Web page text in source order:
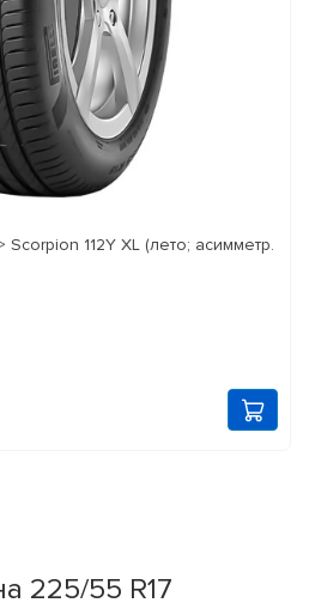
112Y XL (лето; асимметр.
225/55 R17